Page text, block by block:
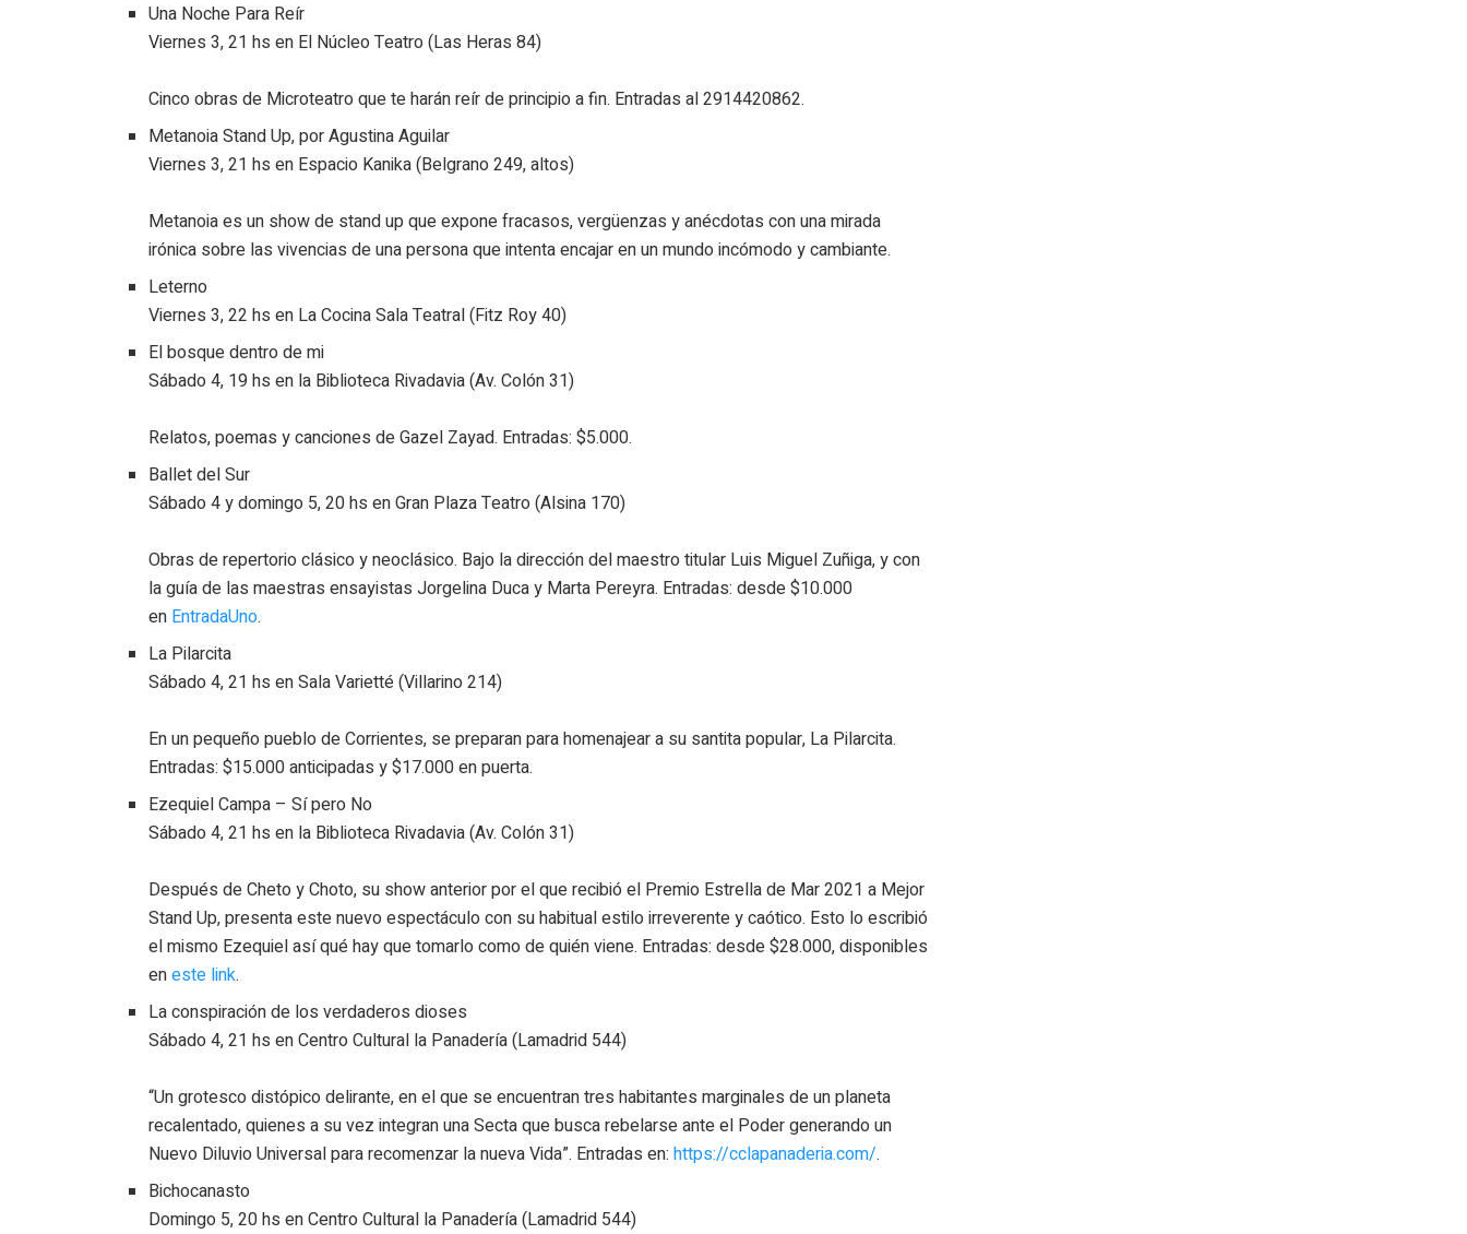
Una Noche Para Reír
Viernes 3, 21 hs en El Núcleo Teatro (Las Heras 84)
Cinco obras de Microteatro que te harán reír de principio a fin. Entradas al 2914420862.
Metanoia Stand Up, por Agustina Aguilar
Viernes 3, 21 hs en Espacio Kanika (Belgrano 249, altos)
Metanoia es un show de stand up que expone fracasos, vergüenzas y anécdotas con una mirada
irónica sobre las vivencias de una persona que intenta encajar en un mundo incómodo y cambiante.
Leterno
Viernes 3, 22 hs en La Cocina Sala Teatral (Fitz Roy 40)
El bosque dentro de mi
Sábado 4, 19 hs en la Biblioteca Rivadavia (Av. Colón 31)
Relatos, poemas y canciones de Gazel Zayad. Entradas: $5.000.
Ballet del Sur
Sábado 4 y domingo 5, 20 hs en Gran Plaza Teatro (Alsina 170)
Obras de repertorio clásico y neoclásico. Bajo la dirección del maestro titular Luis Miguel Zuñiga, y con
la guía de las maestras ensayistas Jorgelina Duca y Marta Pereyra. Entradas: desde $10.000
en EntradaUno.
La Pilarcita
Sábado 4, 21 hs en Sala Varietté (Villarino 214)
En un pequeño pueblo de Corrientes, se preparan para homenajear a su santita popular, La Pilarcita.
Entradas: $15.000 anticipadas y $17.000 en puerta.
Ezequiel Campa – Sí pero No
Sábado 4, 21 hs en la Biblioteca Rivadavia (Av. Colón 31)
Después de Cheto y Choto, su show anterior por el que recibió el Premio Estrella de Mar 2021 a Mejor
Stand Up, presenta este nuevo espectáculo con su habitual estilo irreverente y caótico. Esto lo escribió
el mismo Ezequiel así qué hay que tomarlo como de quién viene. Entradas: desde $28.000, disponibles
eneste link.
La conspiración de los verdaderos dioses
Sábado 4, 21 hs en Centro Cultural la Panadería (Lamadrid 544)
“Un grotesco distópico delirante, en el que se encuentran tres habitantes marginales de un planeta
recalentado, quienes a su vez integran una Secta que busca rebelarse ante el Poder generando un
Nuevo Diluvio Universal para recomenzar la nueva Vida”. Entradas en:https://cclapanaderia.com/.
Bichocanasto
Domingo 5, 20 hs en Centro Cultural la Panadería (Lamadrid 544)